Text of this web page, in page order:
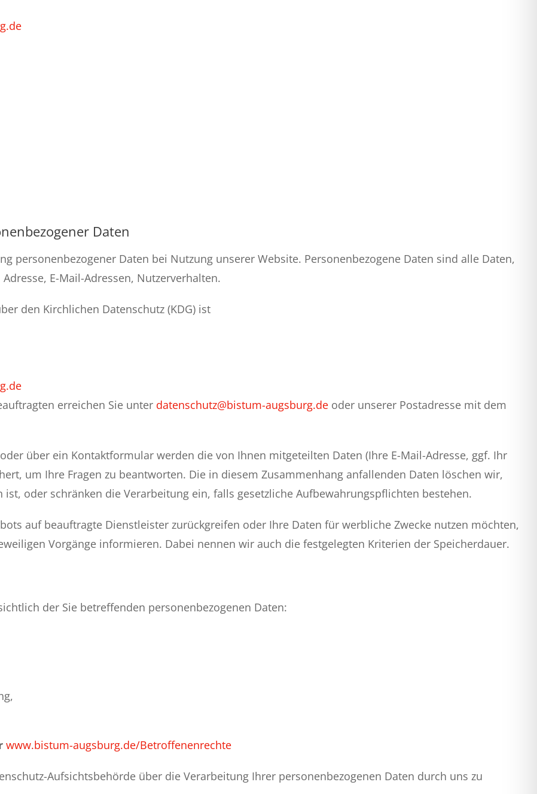
Daten
personenbezogener Daten bei Nutzung unserer Website. Personenbezogene Daten sind alle Daten,
E-Mail-Adressen, Nutzerverhalten.
den Kirchlichen Datenschutz (KDG) ist
erreichen Sie unter datenschutz@bistum-augsburg.de oder unserer Postadresse mit dem
über ein Kontaktformular werden die von Ihnen mitgeteilten Daten (Ihre E-Mail-Adresse, ggf. Ihr
um Ihre Fragen zu beantworten. Die in diesem Zusammenhang anfallenden Daten löschen wir,
oder schränken die Verarbeitung ein, falls gesetzliche Aufbewahrungspflichten bestehen.
auf beauftragte Dienstleister zurückgreifen oder Ihre Daten für werbliche Zwecke nutzen möchten,
Vorgänge informieren. Dabei nennen wir auch die festgelegten Kriterien der Speicherdauer.
der Sie betreffenden personenbezogenen Daten:
www.bistum-augsburg.de/Betroffenenrechte
Aufsichtsbehörde über die Verarbeitung Ihrer personenbezogenen Daten durch uns zu